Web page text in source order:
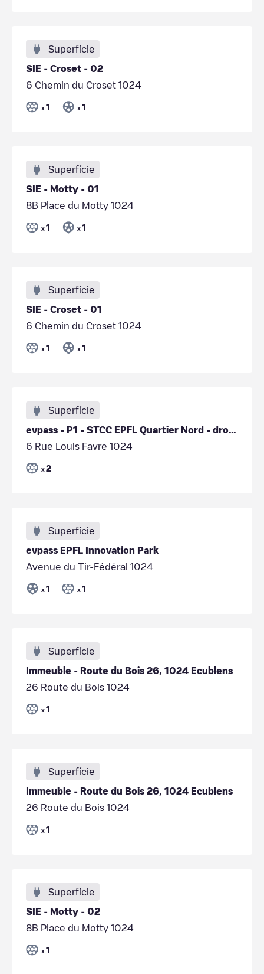
Superfície
SIE - Croset - 02
6 Chemin du Croset 1024
x 1 x 1
Superfície
SIE - Motty - 01
8B Place du Motty 1024
x 1 x 1
Superfície
SIE - Croset - 01
6 Chemin du Croset 1024
x 1 x 1
Superfície
evpass - P1 - STCC EPFL Quartier Nord - droite
6 Rue Louis Favre 1024
x 2
Superfície
evpass EPFL Innovation Park
Avenue du Tir-Fédéral 1024
x 1 x 1
Superfície
Immeuble - Route du Bois 26, 1024 Ecublens
26 Route du Bois 1024
x 1
Superfície
Immeuble - Route du Bois 26, 1024 Ecublens
26 Route du Bois 1024
x 1
Superfície
SIE - Motty - 02
8B Place du Motty 1024
x 1